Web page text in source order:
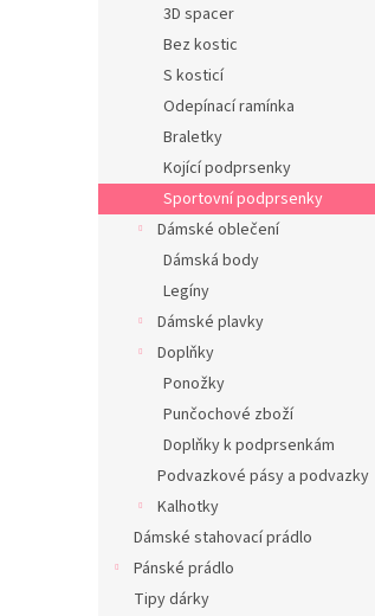
3D spacer
Bez kostic
S kosticí
Odepínací ramínka
Braletky
Kojící podprsenky
Sportovní podprsenky
Dámské oblečení
Dámská body
Legíny
Dámské plavky
Doplňky
Ponožky
Punčochové zboží
Doplňky k podprsenkám
Podvazkové pásy a podvazky
Kalhotky
Dámské stahovací prádlo
Pánské prádlo
Tipy dárky